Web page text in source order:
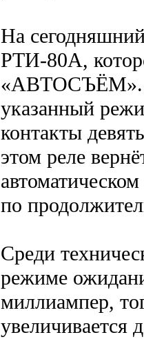
На
РТИ-80А,
«АВТОСЪЁМ».
указанный
контакты
этом реле
по
Среди
режиме
миллиампер,
увеличивается